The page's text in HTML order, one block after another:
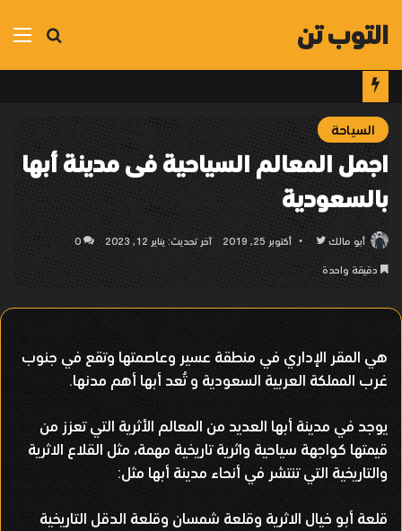
بحث
التوب تن
السياحة
اجمل المعالم السياحية فى مدينة أبها
بالسعودية
أبو مالك
تابع
أكتوبر 25, 2019 آخر تحديث: يناير 12, 2023 0
دقيقة واحدة
هي المقر الإداري في منطقة عسير وعاصمتها وتقع في جنوب
غرب المملكة العربية السعودية و تُعد أبها أهم مدنها.
يوجد في مدينة أبها العديد من المعالم الأثرية التي تعزز من
قيمتها كواجهة سياحية واثرية تاريخية مهمة، مثل القلاع الاثرية
والتاريخية التي تنتشر في أنحاء مدينة أبها مثل:
قلعة أبو خيال الاثرية وقلعة شمسان وقلعة الدقل التاريخية